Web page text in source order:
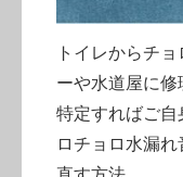
トイレからチ
ーや水道屋に
特定すればご自
ロチョロ水漏